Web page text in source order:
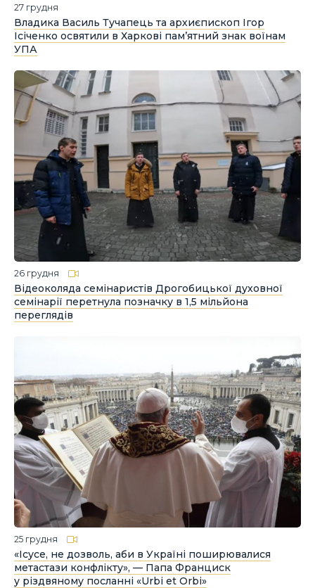
27 грудня
Владика Василь Тучапець та архиєпископ Ігор
Ісіченко освятили в Харкові пам’ятний знак воїнам
УПА
26 грудня
Відеоколяда семінаристів Дрогобицької духовної
семінарії перетнула позначку в 1,5 мільйона
переглядів
25 грудня
«Ісусе, не дозволь, аби в Україні поширювалися
метастази конфлікту», — Папа Франциск
у різдвяному посланні «Urbi et Orbi»